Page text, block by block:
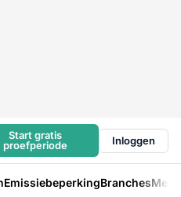
Start gratis
proefperiode
Inloggen
EmissiebeperkingBranches